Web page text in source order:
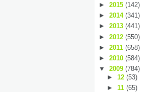
► 2015 (142)
► 2014 (341)
► 2013 (441)
► 2012 (550)
► 2011 (658)
► 2010 (584)
▼ 2009 (784)
► 12 (53)
► 11 (65)